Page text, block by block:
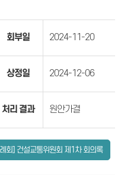
회부일 2024-11-20
상정일 2024-12-06
처리 결과 원안가결
회] 건설교통위원회 제1차 회의록